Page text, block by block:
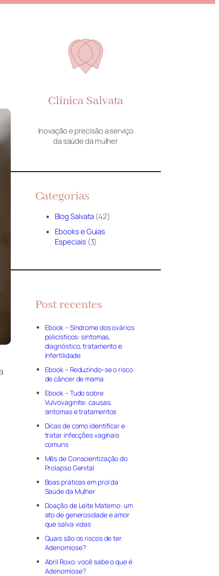
Clínica Salvata
Inovação e precisão a serviço
da saúde da mulher
Categorias
Blog Salvata (42)
Ebooks e Guias
Especiais(3)
Post recentes
Ebook – Síndrome dos ovários
policísticos: sintomas,
diagnóstico, tratamento e
infertilidade
Ebook – Reduzindo-se o risco
de câncer de mama
Ebook – Tudo sobre
Vulvovaginite: causas,
sintomas e tratamentos
Dicas de como identificar e
tratar infecções vaginais
comuns
Mês de Conscientização do
Prolapso Genital
Boas práticas em prol da
Saúde da Mulher
Doação de Leite Materno: um
ato de generosidade e amor
que salva vidas
Quais são os riscos de ter
Adenomiose?
Abril Roxo: você sabe o que é
Adenomiose?